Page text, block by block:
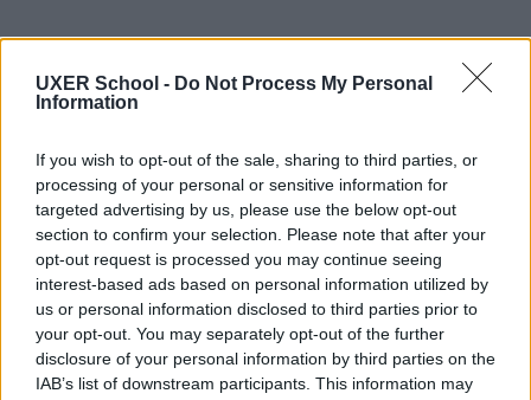
UXER School - Do Not Process My Personal
Information
If you wish to opt-out of the sale, sharing to third parties, or
processing of your personal or sensitive information for
targeted advertising by us, please use the below opt-out
section to confirm your selection. Please note that after your
opt-out request is processed you may continue seeing
interest-based ads based on personal information utilized by
us or personal information disclosed to third parties prior to
your opt-out. You may separately opt-out of the further
disclosure of your personal information by third parties on the
IAB’s list of downstream participants. This information may
finales estaban cuidados y demostraron gran
calidad técnica, como por ejemplo los prototipos
interacciones de alta complejidad. ¡Trabajazos que
nos han inspirado a todo el equipo de Cicla!
Además, Miriam Augustin, mentora del curso y
manager del Design LAB con Cicla destaca que “se
notó el compromiso y esfuerzo de los alumnos y
alumnas ya que al ser un cliente real, sintieron la
presión de una experiencia de trabajo real y creo y